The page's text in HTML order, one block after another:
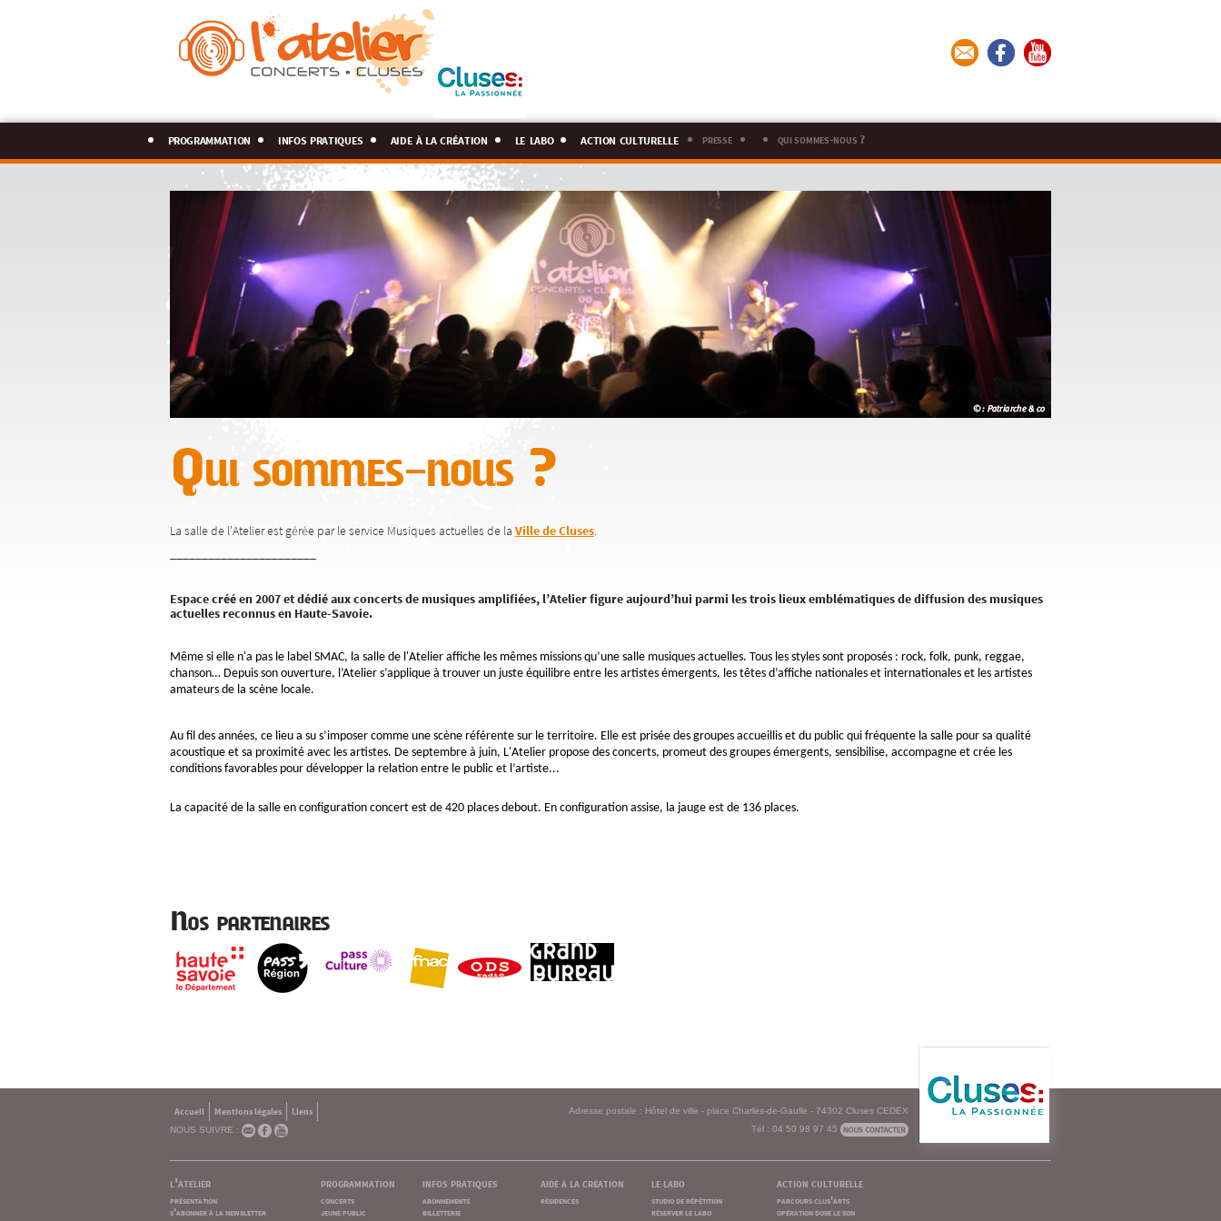
programmation infos pratiques aide à la création le labo action culturelle presse qui sommes-nous ?
Qui sommes-nous ?
La salle de l'Atelier est gérée par le service Musiques actuelles de la Ville de Cluses
Espace créé en 2007 et dédié aux concerts de musiques amplifiées, l’Atelier figure aujourd’hui parmi les trois lieux emblématiques de diffusion des musiques
actuelles reconnus en Haute-Savoie.
Même si elle n'a pas le label SMAC, la salle de l'Atelier affiche les mêmes missions qu’une salle musiques actuelles. Tous les styles sont proposés : rock, folk, punk, reggae,
chanson… Depuis son ouverture, l’Atelier s’applique à trouver un juste équilibre entre les artistes émergents, les têtes d’affiche nationales et internationales et les artistes
amateurs de la scène locale.
Au fil des années, ce lieu a su s’imposer comme une scène référente sur le territoire. Elle est prisée des groupes accueillis et du public qui fréquente la salle pour sa qualité
acoustique et sa proximité avec les artistes. De septembre à juin, L'Atelier propose des concerts, promeut des groupes émergents, sensibilise, accompagne et crée les
conditions favorables pour développer la relation entre le public et l’artiste...
La capacité de la salle en configuration concert est de 420 places debout. En configuration assise, la jauge est de 136 places.
Nos partenaires
Accueil Mentions légales
Liens
NOUS SUIVRE :
Adresse postale : Hôtel de ville - place Charles-de-Gaulle - 74302 Cluses CEDEX
Tél : 04 50 98 97 45
l'atelier
présentation
s'abonner à la newsletter
programmation
concerts
jeune public
infos pratiques
abonnements
billetterie
aide à la création
résidences
le labo
studio de répétition
réserver le labo
action culturelle
parcours clus'arts
opération dose le son